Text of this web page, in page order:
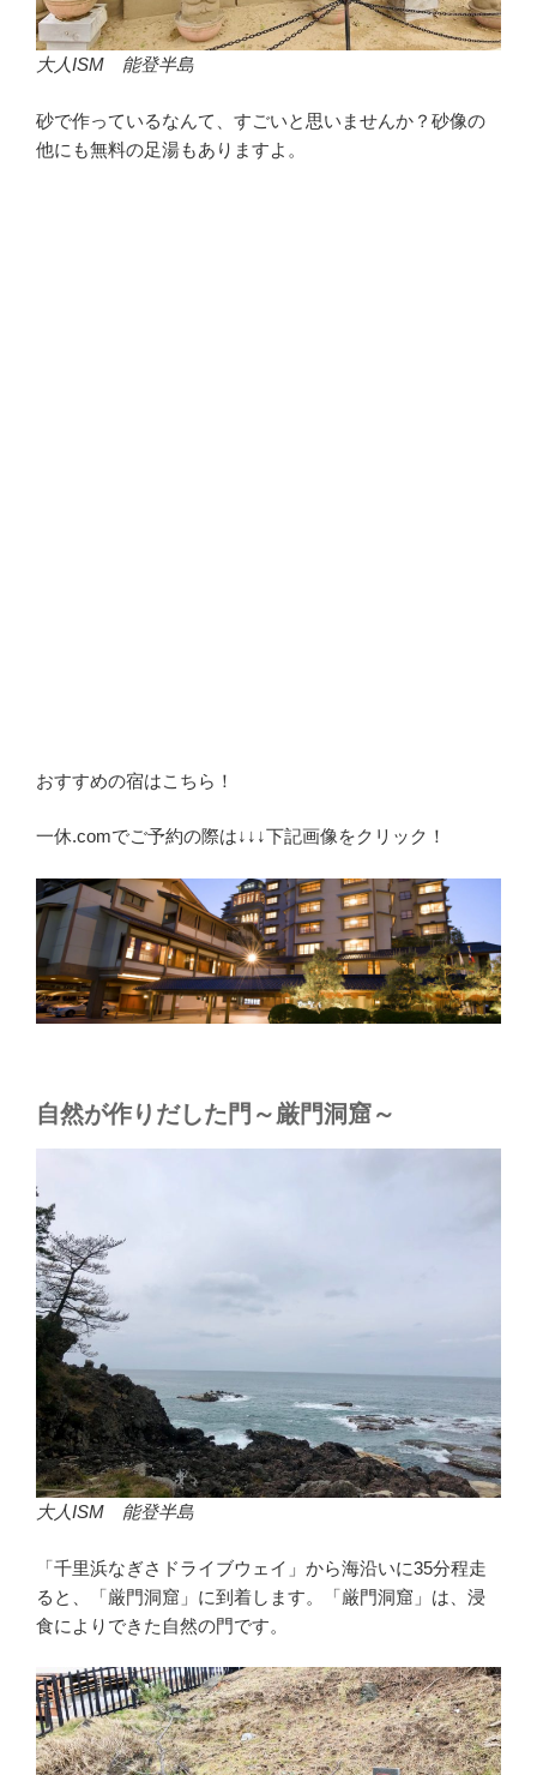
大人ISM 能登半島
砂で作っているなんて、すごいと思いませんか？砂像の
他にも無料の足湯もありますよ。
おすすめの宿はこちら！
一休.comでご予約の際は↓↓↓下記画像をクリック！
自然が作りだした門～厳門洞窟～
大人ISM 能登半島
「千里浜なぎさドライブウェイ」から海沿いに35分程走
ると、「厳門洞窟」に到着します。「厳門洞窟」は、浸
食によりできた自然の門です。